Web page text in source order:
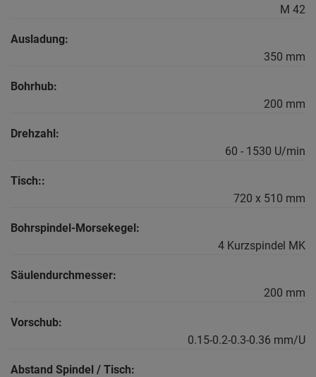
M 42
Ausladung:
350 mm
Bohrhub:
200 mm
Drehzahl:
60 - 1530 U/min
Tisch::
720 x 510 mm
Bohrspindel-Morsekegel:
4 Kurzspindel MK
Säulendurchmesser:
200 mm
Vorschub:
0.15-0.2-0.3-0.36 mm/U
Abstand Spindel / Tisch: